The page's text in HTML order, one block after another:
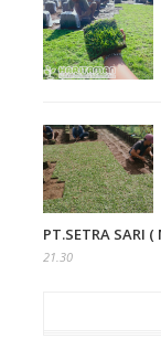
PT.SETRA SARI (
21.30